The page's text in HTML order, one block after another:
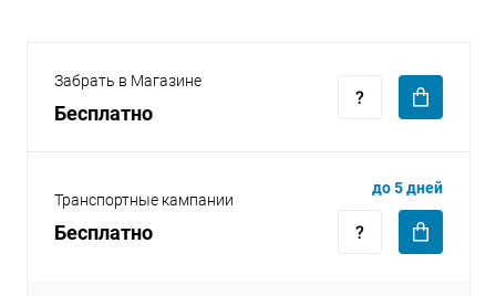
Забрать в Магазине
Бесплатно
Транспортные кампании
Бесплатно
до 5 дней